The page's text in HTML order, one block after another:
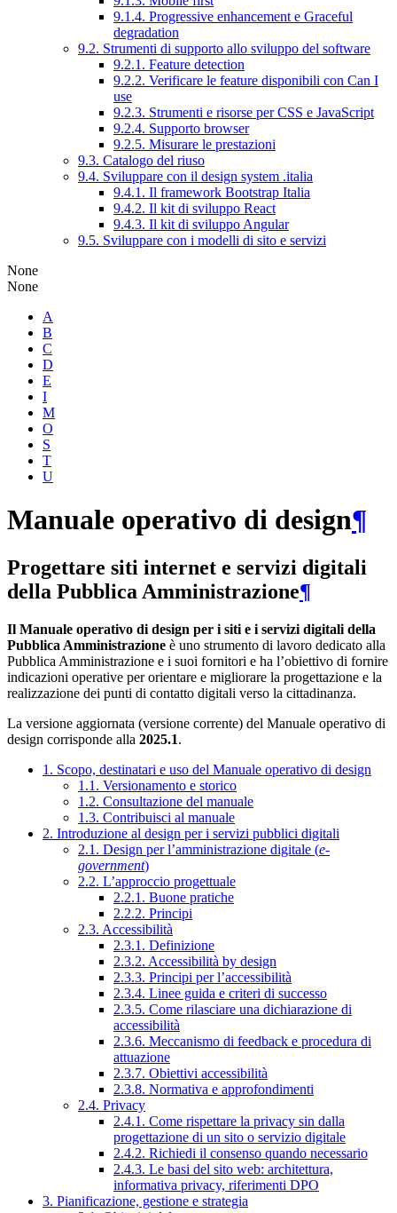
9.1.4. Progressive enhancement e Graceful
degradation
9.2. Strumenti di supporto allo sviluppo del software
9.2.1. Feature detection
9.2.2. Verificare le feature disponibili con Can I
use
9.2.3. Strumenti e risorse per CSS e JavaScript
9.2.4. Supporto browser
9.2.5. Misurare le prestazioni
9.3. Catalogo del riuso
9.4. Sviluppare con il design system .italia
9.4.1. Il framework Bootstrap Italia
9.4.2. Il kit di sviluppo React
9.4.3. Il kit di sviluppo Angular
9.5. Sviluppare con i modelli di sito e servizi
None
None
A
B
C
D
E
I
M
O
S
T
U
Manuale operativo di design¶
Progettare siti internet e servizi digitali
della Pubblica Amministrazione¶
Il Manuale operativo di design per i siti e i servizi digitali della
Pubblica Amministrazione è uno strumento di lavoro dedicato alla
Pubblica Amministrazione e i suoi fornitori e ha l’obiettivo di fornire
indicazioni operative per orientare e migliorare la progettazione e la
realizzazione dei punti di contatto digitali verso la cittadinanza.
La versione aggiornata (versione corrente) del Manuale operativo di
design corrisponde alla 2025.1.
1. Scopo, destinatari e uso del Manuale operativo di design
1.1. Versionamento e storico
1.2. Consultazione del manuale
1.3. Contribuisci al manuale
2. Introduzione al design per i servizi pubblici digitali
2.1. Design per l’amministrazione digitale (e-
government)
2.2. L’approccio progettuale
2.2.1. Buone pratiche
2.2.2. Principi
2.3. Accessibilità
2.3.1. Definizione
2.3.2. Accessibilità by design
2.3.3. Principi per l’accessibilità
2.3.4. Linee guida e criteri di successo
2.3.5. Come rilasciare una dichiarazione di
accessibilità
2.3.6. Meccanismo di feedback e procedura di
attuazione
2.3.7. Obiettivi accessibilità
2.3.8. Normativa e approfondimenti
2.4. Privacy
2.4.1. Come rispettare la privacy sin dalla
progettazione di un sito o servizio digitale
2.4.2. Richiedi il consenso quando necessario
2.4.3. Le basi del sito web: architettura,
informativa privacy, riferimenti DPO
3. Pianificazione, gestione e strategia